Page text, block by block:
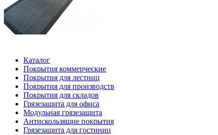
Каталог
Покрытия коммерческие
Покрытия для лестниц
Покрытия для производств
Покрытия для складов
Грязезащита для офиса
Модульная грязезащита
Антискользящие покрытия
Грязезащита для гостиниц